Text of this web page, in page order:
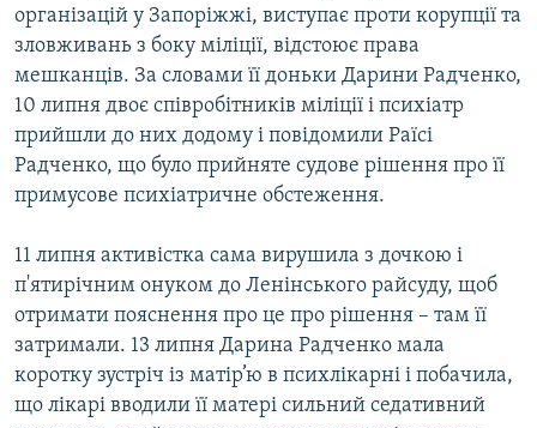
організацій у Запоріжжі, виступає проти корупції та
зловживань з боку міліції, відстоює права
мешканців. За словами її доньки Дарини Радченко,
10 липня двоє співробітників міліції і психіатр
прийшли до них додому і повідомили Раїсі
Радченко, що було прийняте судове рішення про її
примусове психіатричне обстеження.
11 липня активістка сама вирушила з дочкою і
п'ятирічним онуком до Ленінського райсуду, щоб
отримати пояснення про це про рішення – там її
затримали. 13 липня Дарина Радченко мала
коротку зустріч із матір’ю в психлікарні і побачила,
що лікарі вводили її матері сильний седативний